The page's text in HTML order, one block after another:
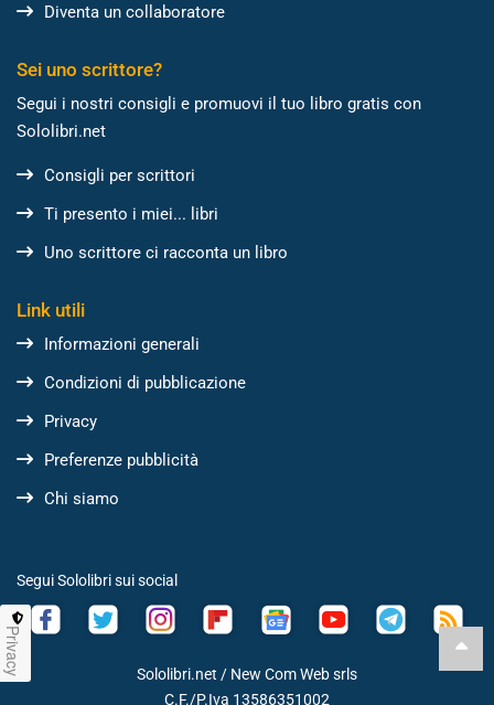
Diventa un collaboratore
Sei uno scrittore?
Segui i nostri consigli e promuovi il tuo libro gratis con
Sololibri.net
Consigli per scrittori
Ti presento i miei... libri
Uno scrittore ci racconta un libro
Link utili
Informazioni generali
Condizioni di pubblicazione
Privacy
Preferenze pubblicità
Chi siamo
Segui Sololibri sui social
Sololibri.net / New Com Web srls
C.F./P.Iva 13586351002
Privacy